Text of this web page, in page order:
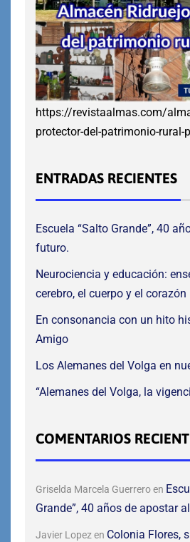
https://revistaalmas.com/
protector-del-patrimonio-rural-
ENTRADAS RECIENTES
Escuela “Salto Grande”, 40
futuro.
Neurociencia y educación:
cerebro, el cuerpo y el corazón
En consonancia con un hito
Amigo
Los Alemanes del Volga en
“Alemanes del Volga, la
COMENTARIOS
Griselda Marcela Guerreroen
Grande”, 40 años de apostar
Javier Lopezen Colonia Flores,